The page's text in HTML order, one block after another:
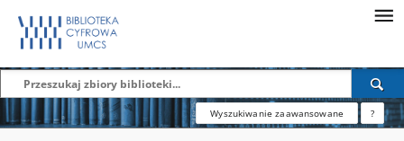
Wyszukiwanie zaawansowane ?